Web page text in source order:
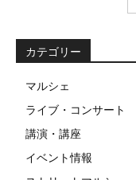
カテゴリー
マルシェ
ライブ・コンサート
講演・講座
イベント情報